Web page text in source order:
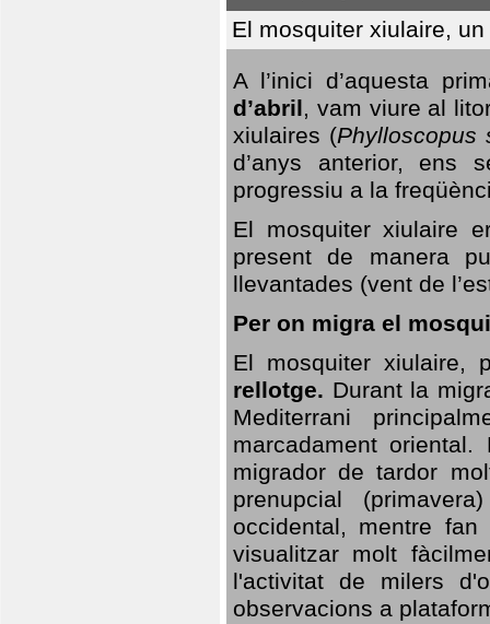
El mosquiter xiulaire,
A l’inici d’aquesta
d’abril, vam viure al
xiulaires (Phylloscopus
d’anys anterior, ens
progressiu a la
El mosquiter xiulaire
present de manera
llevantades (vent de
Per on migra el
El mosquiter xiulaire,
rellotge. Durant la
Mediterrani
marcadament
migrador de tardor
prenupcial
occidental, mentre
visualitzar molt
l'activitat de milers
observacions a